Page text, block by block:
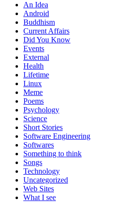
An Idea
Android
Buddhism
Current Affairs
Did You Know
Events
External
Health
Lifetime
Linux
Meme
Poems
Psychology
Science
Short Stories
Software Engineering
Softwares
Something to think
Songs
Technology
Uncategorized
Web Sites
What I see